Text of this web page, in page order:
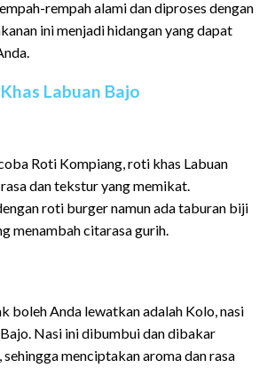
rempah alami dan diproses dengan
ini menjadi hidangan yang dapat
Labuan Bajo
Roti Kompiang, roti khas Labuan
dan tekstur yang memikat.
roti burger namun ada taburan biji
menambah citarasa gurih.
boleh Anda lewatkan adalah Kolo, nasi
Nasi ini dibumbui dan dibakar
menciptakan aroma dan rasa